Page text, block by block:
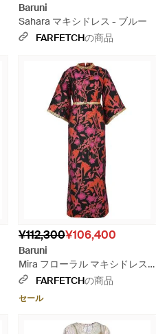
Baruni
Sahara マキシドレス - ブルー
FARFETCHの商品
¥112,300¥106,400
Baruni
Mira フローラル マキシドレス -
レッドFARFETCHの商品
セール